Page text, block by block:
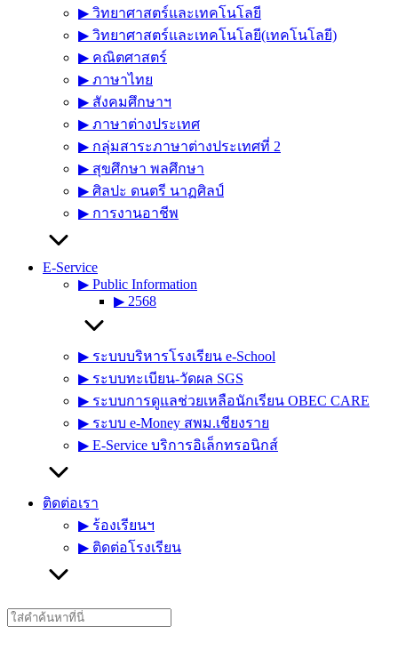
▶︎ วิทยาศาสตร์และเทคโนโลยี
▶︎ วิทยาศาสตร์และเทคโนโลยี(เทคโนโลยี)
▶︎ คณิตศาสตร์
▶︎ ภาษาไทย
▶︎ สังคมศึกษาฯ
▶︎ ภาษาต่างประเทศ
▶︎ กลุ่มสาระภาษาต่างประเทศที่ 2
▶︎ สุขศึกษา พลศึกษา
▶︎ ศิลปะ ดนตรี นาฏศิลป์
▶︎ การงานอาชีพ
E-Service
▶︎ Public Information
▶︎ 2568
▶︎ ระบบบริหารโรงเรียน e-School
▶︎ ระบบทะเบียน-วัดผล SGS
▶︎ ระบบการดูแลช่วยเหลือนักเรียน OBEC CARE
▶︎ ระบบ e-Money สพม.เชียงราย
▶︎ E-Service บริการอิเล็กทรอนิกส์
ติดต่อเรา
▶︎ ร้องเรียนฯ
▶︎ ติดต่อโรงเรียน
Search
for: